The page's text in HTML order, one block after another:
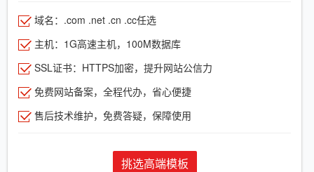
域名：.com .net .cn .cc任选
主机：1G高速主机，100M数据库
SSL证书：HTTPS加密，提升网站公信力
免费网站备案，全程代办，省心便捷
售后技术维护，免费答疑，保障使用
挑选高端模板